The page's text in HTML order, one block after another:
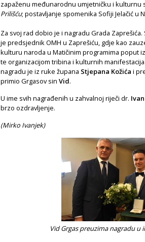
zapaženu međunarodnu umjetničku i kulturnu
Prilišću; postavljanje spomenika Sofiji Jelačić u
Za svoj rad dobio je i nagradu Grada
je predsjednik OMH u Zaprešiću, gdje kao
kulturu naroda u Matičinim programima poput
te organizacijom tribina i kulturnih
nagradu je iz ruke župana Stjepana Kožića i
primio Grgasov sin Vid.
U ime svih nagrađenih u zahvalnoj riječi dr.
brzo ozdravljenje.
(Mirko Ivanjek)
Vid Grgas preuzima nagradu u